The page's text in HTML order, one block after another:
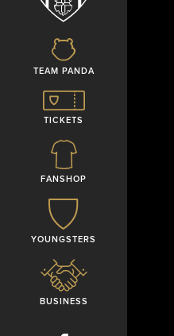
TEAM PANDA
TICKETS
FANSHOP
YOUNGSTERS
BUSINESS